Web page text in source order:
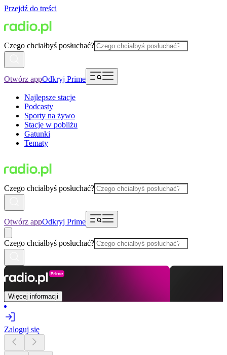
Przejdź do treści
Czego chciałbyś posłuchać?
Otwórz appOdkryj Prime
Najlepsze stacje
Podcasty
Sporty na żywo
Stacje w pobliżu
Gatunki
Tematy
Czego chciałbyś posłuchać?
Otwórz appOdkryj Prime
Czego chciałbyś posłuchać?
Więcej informacji
Zaloguj się